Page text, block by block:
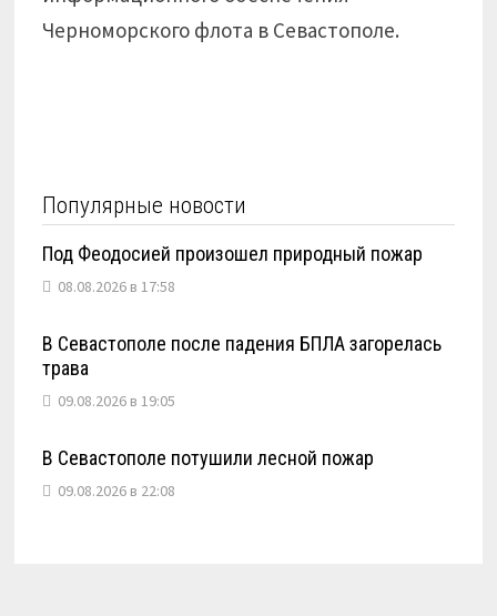
Черноморского флота в Севастополе.
Популярные новости
Под Феодосией произошел природный пожар
08.08.2026 в 17:58
В Севастополе после падения БПЛА загорелась
трава
09.08.2026 в 19:05
В Севастополе потушили лесной пожар
09.08.2026 в 22:08